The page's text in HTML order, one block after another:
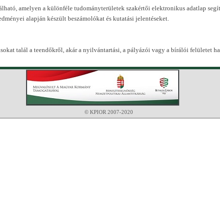
amelyen a különféle tudományterületek szakértői elektronikus adatlap
alapján készült beszámolókat és kutatási jelentéseket.
talál a teendőkről, akár a nyilvántartási, a pályázói vagy a bírálói felületet
© KPIOR 2007-2020